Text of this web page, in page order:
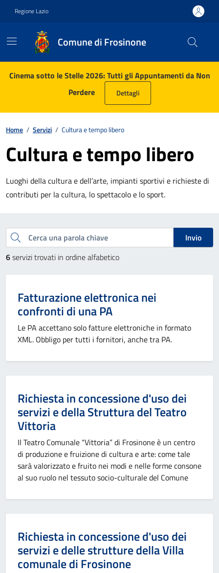
Regione Lazio
Comune di Frosinone
Contenuti in evidenza
Cinema sotto le Stelle 2026: Tutti gli Appuntamenti da Non
Perdere
Dettagli
Home / Servizi / Cultura e tempo libero
Cultura e tempo libero
Luoghi della cultura e dell’arte, impianti sportivi e richieste di
contributi per la cultura, lo spettacolo e lo sport.
Esplora tutti i servizi
Cerca una parola chiave
Invio
6servizi trovati in ordine alfabetico
Fatturazione elettronica nei
confronti di una PA
Le PA accettano solo fatture elettroniche in formato
XML. Obbligo per tutti i fornitori, anche tra PA.
Richiesta in concessione d'uso dei
servizi e della Struttura del Teatro
Vittoria
Il Teatro Comunale “Vittoria” di Frosinone è un centro
di produzione e fruizione di cultura e arte: come tale
sarà valorizzato e fruito nei modi e nelle forme consone
al suo ruolo nel tessuto socio-culturale del Comune
Richiesta in concessione d'uso dei
servizi e delle strutture della Villa
comunale di Frosinone